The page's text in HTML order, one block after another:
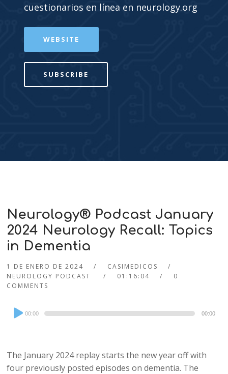
cuestionarios en línea en neurology.org
WEBSITE
SUBSCRIBE
Neurology® Podcast January
2024 Neurology Recall: Topics
in Dementia
1 DE ENERO DE 2024
CASIMEDICOS
NEUROLOGY PODCAST
01:16:04
0
COMMENTS
Audio
Player
00:00 00:00
The January 2024 replay starts the new year off with
four previously posted episodes on dementia. The